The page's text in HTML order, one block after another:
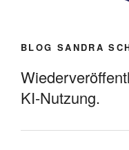
BLOG SANDRA
KI-Nutzung.